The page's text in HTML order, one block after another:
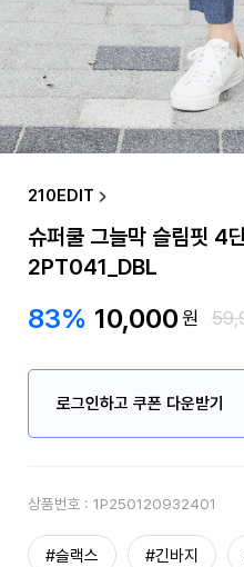
210EDIT
슈퍼쿨 그늘막 슬림핏 4
2PT041_DBL
83% 10,000원
로그인하고 쿠폰 다운받기
상품번호 : 1P250120932401
#슬랙스 #긴바지